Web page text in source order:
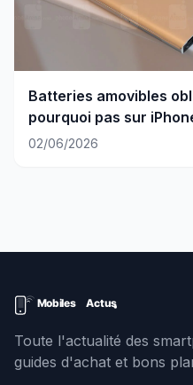
Batteries amovibles
pourquoi pas sur
02/06/2026
Toute l'actualité des
guides d'achat et bons